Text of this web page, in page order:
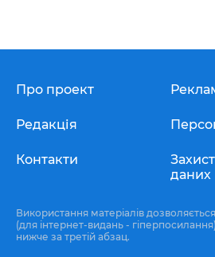
Про проект
Редакція
Контакти
даних
Використання матеріалів
(для інтернет-видань -
нижче за третій абзац.